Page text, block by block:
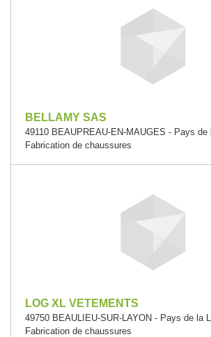
BELLAMY SAS
49110 BEAUPREAU-EN-MAUGES - Pays de
Fabrication de chaussures
LOG XL VETEMENTS
49750 BEAULIEU-SUR-LAYON - Pays de la
Fabrication de chaussures